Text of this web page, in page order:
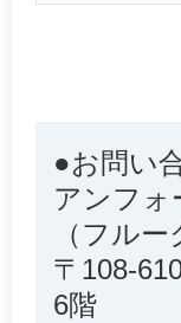
●お問い
アンフォ
（フル
〒108-
6階